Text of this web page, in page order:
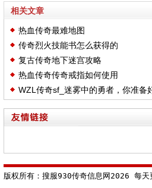
相关文章
热血传奇最难地图
传奇烈火技能书怎么获得的
复古传奇地下迷宫攻略
热血传奇传奇戒指如何使用
WZL传奇sf_迷雾中的勇者，你准备
传奇sf隐藏福利礼包秘籍)
版权所有：搜服930传奇信息网2026 每